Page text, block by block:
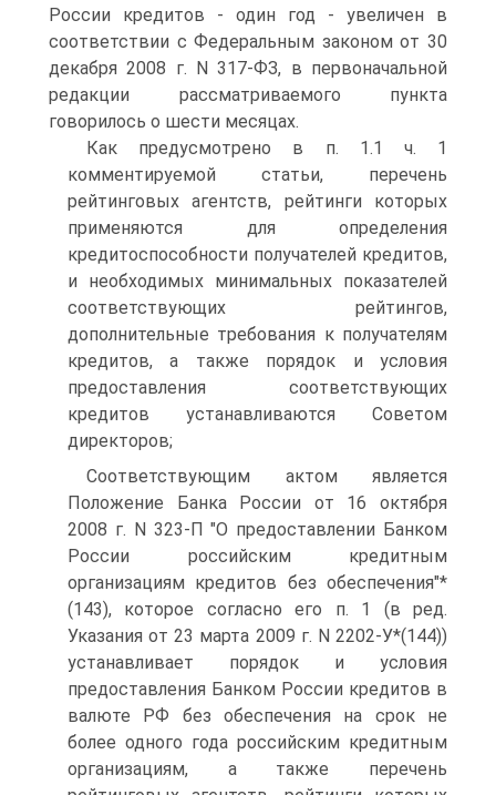
России кредитов - один год - увеличен в
соответствии с Федеральным законом от 30
декабря 2008 г. N 317-ФЗ, в первоначальной
редакции рассматриваемого пункта
говорилось о шести месяцах.
Как предусмотрено в п. 1.1 ч. 1
комментируемой статьи, перечень
рейтинговых агентств, рейтинги которых
применяются для определения
кредитоспособности получателей кредитов,
и необходимых минимальных показателей
соответствующих рейтингов,
дополнительные требования к получателям
кредитов, а также порядок и условия
предоставления соответствующих
кредитов устанавливаются Советом
директоров;
Соответствующим актом является
Положение Банка России от 16 октября
2008 г. N 323-П "О предоставлении Банком
России российским кредитным
организациям кредитов без обеспечения"*
(143), которое согласно его п. 1 (в ред.
Указания от 23 марта 2009 г. N 2202-У*(144))
устанавливает порядок и условия
предоставления Банком России кредитов в
валюте РФ без обеспечения на срок не
более одного года российским кредитным
организациям, а также перечень